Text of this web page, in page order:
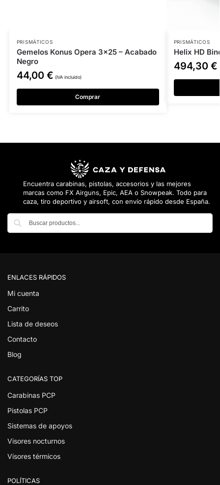
PRISMÁTICOS
Gemelos Konus Opera 3×25 – Acabado
Negro
44,00 € (IVA incluido)
Comprar
PRISMÁTICOS
Helix HD
494,30 €
Encuentra carabinas, pistolas, accesorios y las mejores
marcas como FX Airguns, Epic, AEA o Snowpeak. Todo para
caza, tiro deportivo y airsoft, con envío rápido desde España.
ENLACES RÁPIDOS
Mi cuenta
Carrito
Lista de deseos
Contacto
Blog
CATEGORÍAS TOP
Carabinas PCP
Pistolas PCP
Sistemas de apoyos
Visores nocturnos
Visores térmicos
POLÍTICAS